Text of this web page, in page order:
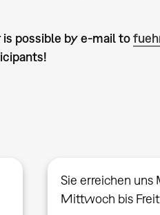
possible by e-mail to
Sie erreichen uns
Mittwoch bis